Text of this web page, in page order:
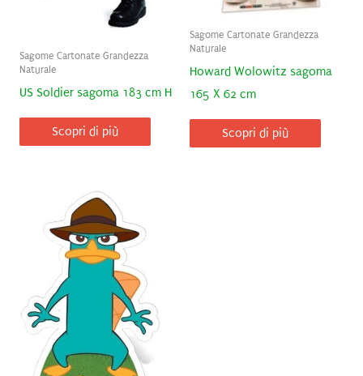
Sagome Cartonate Grandezza
Naturale
US Soldier sagoma 183 cm H
Scopri di più
Sagome Cartonate Grandezza
Naturale
Howard Wolowitz sagoma
165 X 62 cm
Scopri di più